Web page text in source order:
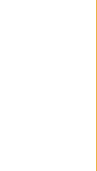
que celles de
santé qui